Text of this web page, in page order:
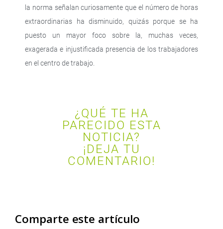
la norma señalan curiosamente que el número de horas
extraordinarias ha disminuido, quizás porque se ha
puesto un mayor foco sobre la, muchas veces,
exagerada e injustificada presencia de los trabajadores
en el centro de trabajo.
¿QUÉ TE HA
PARECIDO ESTA
NOTICIA?
¡DEJA TU
COMENTARIO!
Comparte este artículo